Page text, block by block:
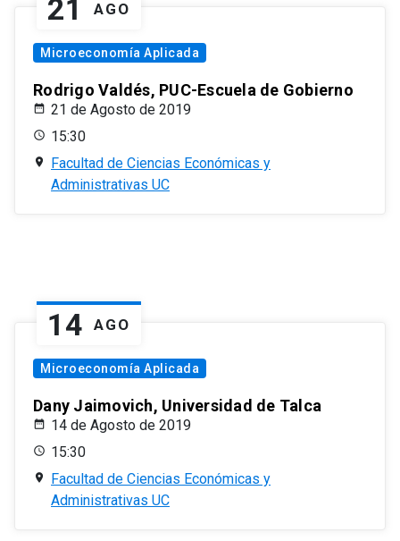
21 AGO
Microeconomía Aplicada
Rodrigo Valdés, PUC-Escuela de Gobierno
21 de Agosto de 2019
15:30
Facultad de Ciencias Económicas y
Administrativas UC
14 AGO
Microeconomía Aplicada
Dany Jaimovich, Universidad de Talca
14 de Agosto de 2019
15:30
Facultad de Ciencias Económicas y
Administrativas UC